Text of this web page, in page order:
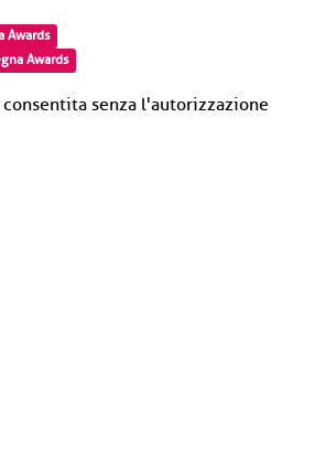
Awards
Awards
senza l'autorizzazione